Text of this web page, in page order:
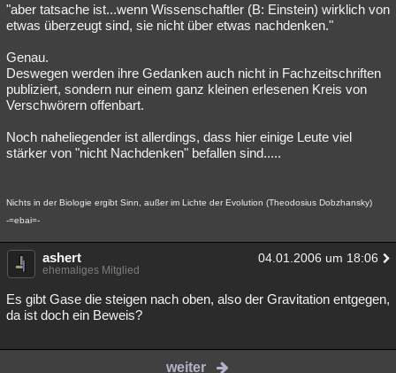
"aber tatsache ist...wenn Wissenschaftler (B: Einstein) wirklich von
etwas überzeugt sind, sie nicht über etwas nachdenken."
Genau.
Deswegen werden ihre Gedanken auch nicht in Fachzeitschriften
publiziert, sondern nur einem ganz kleinen erlesenen Kreis von
Verschwörern offenbart.
Noch naheliegender ist allerdings, dass hier einige Leute viel
stärker von "nicht Nachdenken" befallen sind.....
Nichts in der Biologie ergibt Sinn, außer im Lichte der Evolution (Theodosius Dobzhansky)
-=ebai=-
ashert 04.01.2006 um 18:06
ehemaliges Mitglied
Es gibt Gase die steigen nach oben, also der Gravitation entgegen,
da ist doch ein Beweis?
weiter